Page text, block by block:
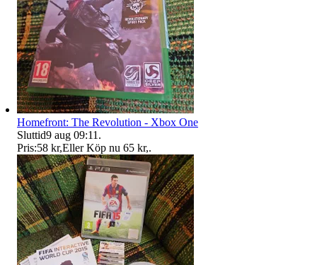
Homefront: The Revolution - Xbox One
Sluttid9 aug 09:11 .
Pris:58 kr,Eller Köp nu 65 kr,.